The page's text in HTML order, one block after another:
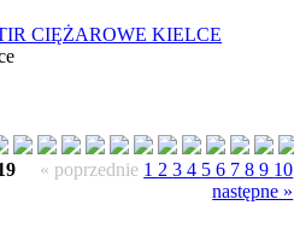
CIĘŻAROWE KIELCE
« poprzednie 1 234 56 789 10
następne »